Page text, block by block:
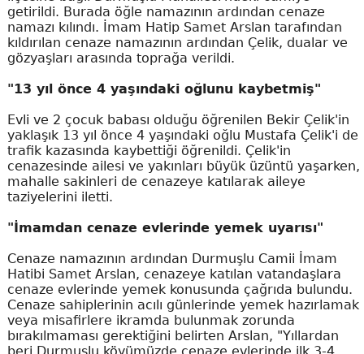
getirildi. Burada öğle namazının ardından cenaze
namazı kılındı. İmam Hatip Samet Arslan tarafından
kıldırılan cenaze namazının ardından Çelik, dualar ve
gözyaşları arasında toprağa verildi.
"13 yıl önce 4 yaşındaki oğlunu kaybetmiş"
Evli ve 2 çocuk babası olduğu öğrenilen Bekir Çelik'in
yaklaşık 13 yıl önce 4 yaşındaki oğlu Mustafa Çelik'i de
trafik kazasında kaybettiği öğrenildi. Çelik'in
cenazesinde ailesi ve yakınları büyük üzüntü yaşarken,
mahalle sakinleri de cenazeye katılarak aileye
taziyelerini iletti.
"İmamdan cenaze evlerinde yemek uyarısı"
Cenaze namazının ardından Durmuşlu Camii İmam
Hatibi Samet Arslan, cenazeye katılan vatandaşlara
cenaze evlerinde yemek konusunda çağrıda bulundu.
Cenaze sahiplerinin acılı günlerinde yemek hazırlamak
veya misafirlere ikramda bulunmak zorunda
bırakılmaması gerektiğini belirten Arslan, "Yıllardan